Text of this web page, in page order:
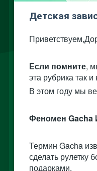
Детская
Если помните,
эта рубрика так
В этом году мы
Феномен Gacha
Термин Gacha
сделать рулетку
подарками.